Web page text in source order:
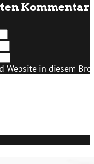
Kommentar
Website in diesem